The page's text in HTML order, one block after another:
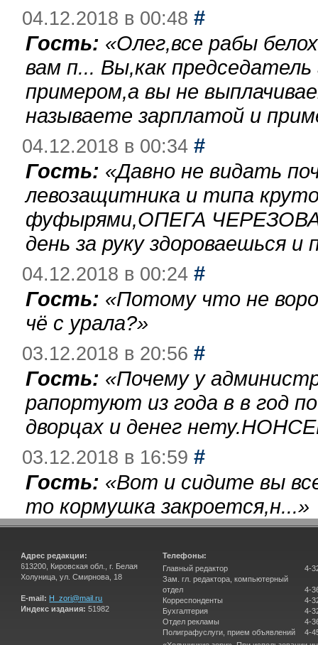
04.12.2018 в 00:48 #
Гость: «Олег,все рабы
вам п... Вы,как
примером,а вы не
называете зарплатой и
04.12.2018 в 00:34 #
Гость: «Давно не видать
левозащитника и типа
фуфырями,ОПЕГА
день за руку здороваешься
04.12.2018 в 00:24 #
Гость: «Потому что не
чё с урала?»
03.12.2018 в 20:56 #
Гость: «Почему у
рапортуют из года в в год
дворцах и денег
03.12.2018 в 16:59 #
Гость: «Вот и сидите вы
то кормушка закроется,н...»
Адрес редакции:
613200, Кировская обл., г. Белая
Холуница, ул. Смирнова, 18
E-mail: H_zori@mail.ru
Индекс издания: 51982
Телефоны:
Главный редактор
Зам. гл. редактора, компьютерный
отдел
Корреспонденты
Бухгалтерия
Отдел рекламы
Полиграфуслуги, прием объявлений
4-
4-
4-
4-
4-
4-